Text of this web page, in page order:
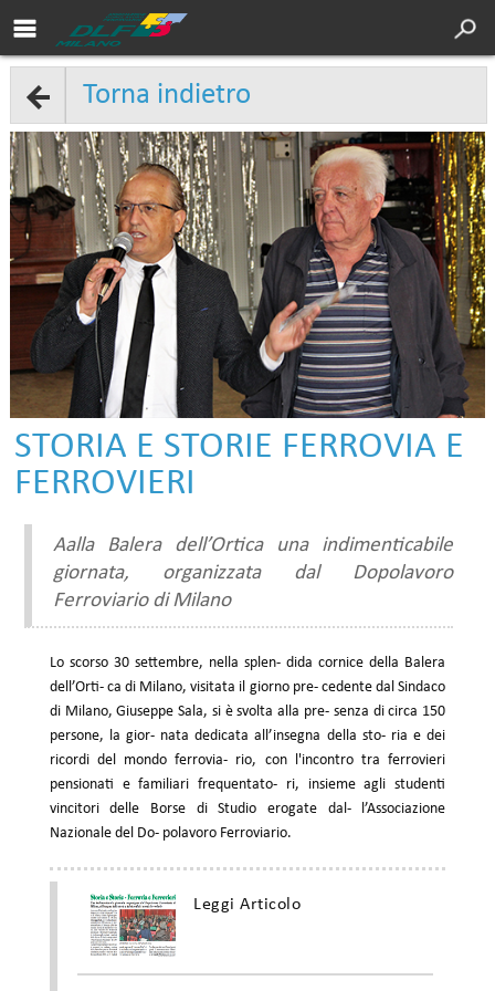
Area soci DLF
Cultura
Sport
Turismo
DLF Nazionale
Chi siamo
Convenzioni
Contatti
Torna indietro
STORIA E STORIE FERROVIA E
FERROVIERI
Aalla Balera dell’Ortica una indimenticabile
giornata, organizzata dal Dopolavoro
Ferroviario di Milano
Lo scorso 30 settembre, nella splen- dida cornice della Balera
dell’Orti- ca di Milano, visitata il giorno pre- cedente dal Sindaco
di Milano, Giuseppe Sala, si è svolta alla pre- senza di circa 150
persone, la gior- nata dedicata all’insegna della sto- ria e dei
ricordi del mondo ferrovia- rio, con l'incontro tra ferrovieri
pensionati e familiari frequentato- ri, insieme agli studenti
vincitori delle Borse di Studio erogate dal- l’Associazione
Nazionale del Do- polavoro Ferroviario.
Leggi Articolo